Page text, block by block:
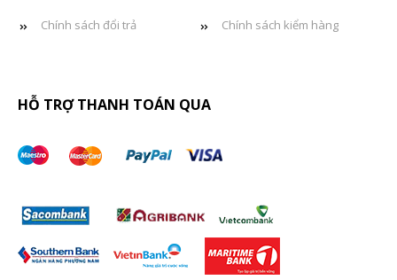
Chính sách đổi trả Chính sách kiểm hàng
HỖ TRỢ THANH TOÁN QUA